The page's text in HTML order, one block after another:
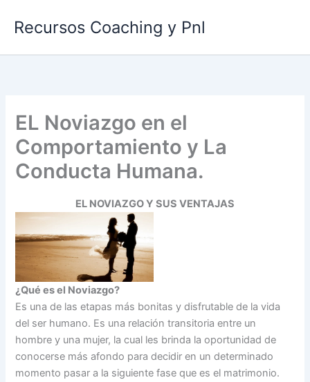
Recursos Coaching y Pnl
EL Noviazgo en el
Comportamiento y La
Conducta Humana.
EL NOVIAZGO Y SUS VENTAJAS
¿Qué es el Noviazgo?
Es una de las etapas más bonitas y disfrutable de la vida
del ser humano. Es una relación transitoria entre un
hombre y una mujer, la cual les brinda la oportunidad de
conocerse más afondo para decidir en un determinado
momento pasar a la siguiente fase que es el matrimonio.